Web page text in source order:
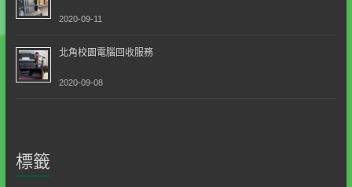
2020-09-11
北角校園電腦回收服務
2020-09-08
標籤